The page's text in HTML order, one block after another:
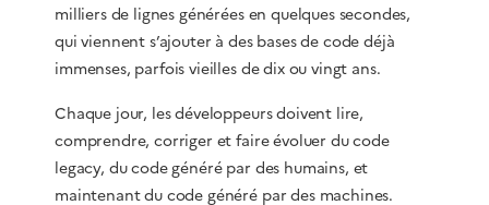
milliers de lignes générées en quelques secondes,
qui viennent s’ajouter à des bases de code déjà
immenses, parfois vieilles de dix ou vingt ans.
Chaque jour, les développeurs doivent lire,
comprendre, corriger et faire évoluer du code
legacy, du code généré par des humains, et
maintenant du code généré par des machines.